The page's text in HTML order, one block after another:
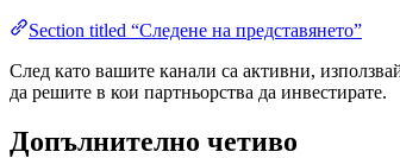
Section titled “Следене на представянето”
След като вашите канали са активни,
да решите в кои партньорства да инвестирате.
Допълнително четиво